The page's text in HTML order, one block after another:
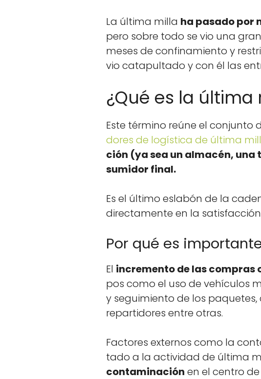
La últi­ma mil­la ha pasa­do por
pero sobre todo se vio una
meses de con­fi­namien­to y
vio cat­a­pul­ta­do y con él las
¿Qué es la
Este tér­mi­no reúne el
dores de logís­ti­ca de últi­ma
ción (ya sea un almacén,
sum­i­dor final.
Es el últi­mo eslabón de la
direc­ta­mente en la
Por qué es
El incre­men­to de las com­pras
pos como el uso de vehícu­los
y seguimien­to de los
repar­tidores entre otras.
Fac­tores exter­nos como la
ta­do a la activi­dad de últi­ma
con­t­a­m­i­nación en el cen­tro